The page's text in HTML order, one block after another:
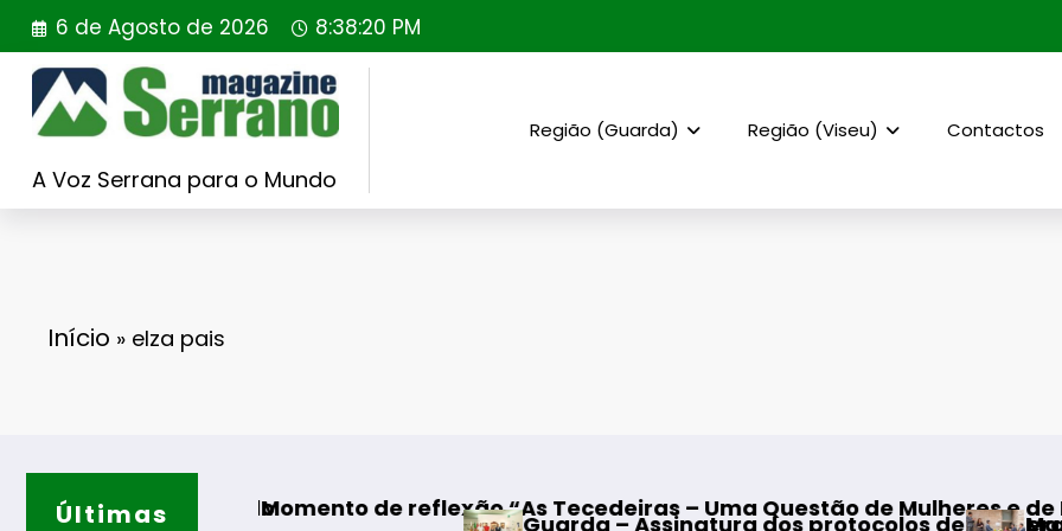
Saltar
para
conteúdo
6 de Agosto de 2026 8:38:20 PM
A Voz Serrana para o Mundo
Região (Guarda) Região (Viseu) Contactos
Início » elza pais
Últimas
sorteado– Momento de reflexão “As Tecedeiras – Uma Questão de Mulheres e de Homens”
Guarda – Assinatura dos protocolos de cooperação entre
Mangualde –